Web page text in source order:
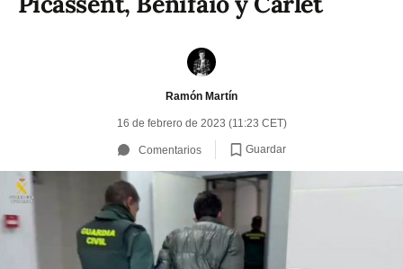
Ramón Martín
16 de febrero de 2023 (11:23 CET)
Comentarios Guardar